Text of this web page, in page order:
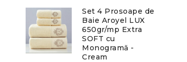
5
Set 4 Prosoape de
Baie Aroyel LUX
650gr/mp Extra
SOFT cu
Monogramă -
Cream